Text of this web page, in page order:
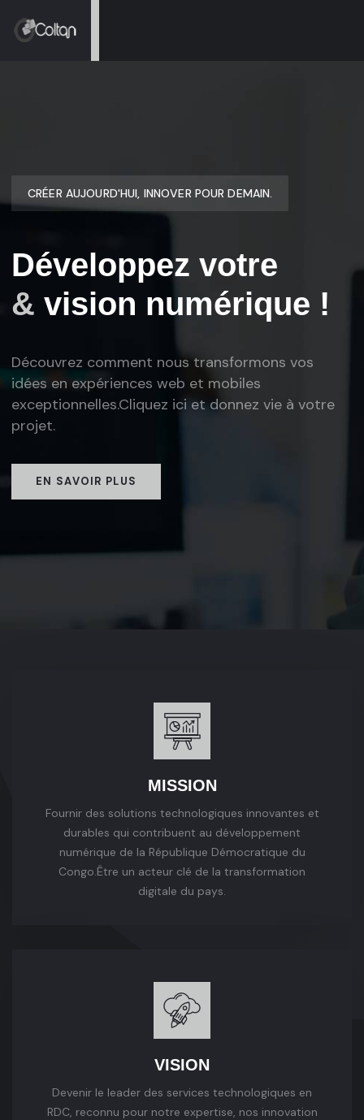
CRÉER AUJOURD'HUI, INNOVER POUR DEMAIN.
Développez votre
& vision numérique !
Découvrez comment nous transformons vos
idées en expériences web et mobiles
exceptionnelles.Cliquez ici et donnez vie à votre
projet.
EN SAVOIR PLUS
MISSION
Fournir des solutions technologiques innovantes et
durables qui contribuent au développement
numérique de la République Démocratique du
Congo.Être un acteur clé de la transformation
digitale du pays.
VISION
Devenir le leader des services technologiques en
RDC, reconnu pour notre expertise, nos innovation